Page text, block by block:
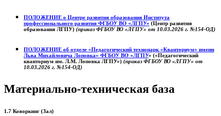
ПОЛОЖЕНИЕ о Центре развития образования Института
профессионального развития ФГБОУ ВО «ЛГПУ» (Центр развития
образования ЛГПУ) (приказ ФГБОУ ВО «ЛГПУ» от 10.03.2026 г. №154-ОД)
ПОЛОЖЕНИЕ об отделе «Педагогический технопарк «Кванториум» имени
Льва Михайловича Лоповка» ФГБОУ ВО «ЛГПУ» («Педагогический
кванториум им. Л.М. Лоповка ЛГПУ») (приказ ФГБОУ ВО «ЛГПУ» от
10.03.2026 г. №154-ОД)
Материально-техническая база
1.7 Коворкинг (Зал)